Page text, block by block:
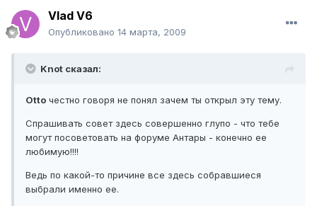
Vlad V6
Опубликовано 14 марта, 2009
Knot сказал:
Otto честно говоря не понял зачем ты открыл эту тему.
Спрашивать совет здесь совершенно глупо - что тебе
могут посоветовать на форуме Антары - конечно ее
любимую!!!!
Ведь по какой-то причине все здесь собравшиеся
выбрали именно ее.